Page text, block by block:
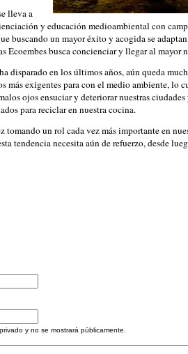
lleva a
y educación medioambiental con
buscando un mayor éxito y acogida se
Ecoembes busca concienciar y llegar al mayor
disparado en los últimos años, aún queda
más exigentes para con el medio ambiente, lo
ojos ensuciar y deteriorar nuestras
para reciclar en nuestra cocina.
tomando un rol cada vez más importante en
tendencia necesita aún de refuerzo, desde
y no se mostrará públicamente.